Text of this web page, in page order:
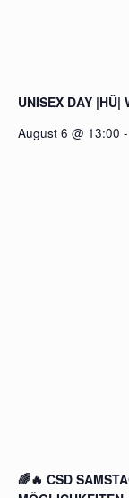
UNISEX DAY
August 6 @ 13:00 -
🌈🔥 CSD